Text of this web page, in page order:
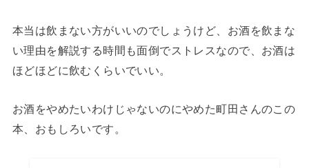
本当は飲まない方がいいのでしょうけど、お酒を飲まな
い理由を解説する時間も面倒でストレスなので、お酒は
ほどほどに飲むくらいでいい。
お酒をやめたいわけじゃないのにやめた町田さんのこの
本、おもしろいです。